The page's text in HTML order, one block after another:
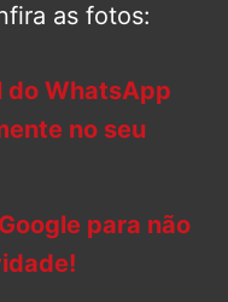
as fotos:
do WhatsApp
no seu
para não